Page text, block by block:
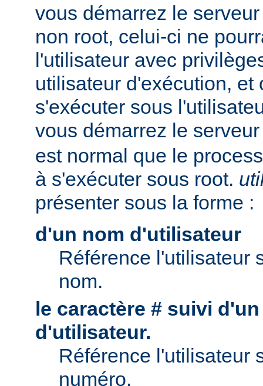
vous démarrez le
non root, celui-ci ne
l'utilisateur avec
utilisateur d'exécution, et
s'exécuter sous
vous démarrez le
est normal que le
à s'exécuter sous root.
présenter sous la forme :
d'un nom d'utilisateur
Référence l'utilisateur
nom.
le caractère # suivi
d'utilisateur.
Référence l'utilisateur
numéro.